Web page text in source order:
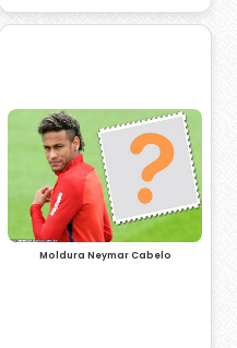
Moldura Neymar Cabelo